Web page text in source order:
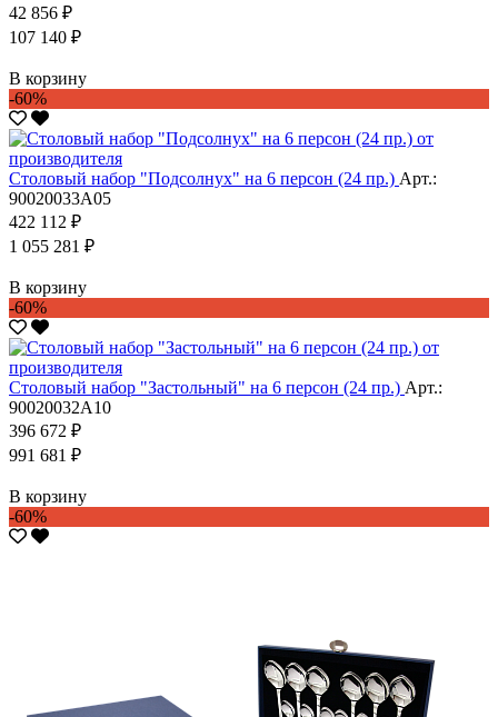
42 856 ₽
107 140 ₽
В корзину
-60%
Столовый набор "Подсолнух" на 6 персон (24 пр.) Арт.:
90020033А05
422 112 ₽
1 055 281 ₽
В корзину
-60%
Столовый набор "Застольный" на 6 персон (24 пр.) Арт.:
90020032А10
396 672 ₽
991 681 ₽
В корзину
-60%